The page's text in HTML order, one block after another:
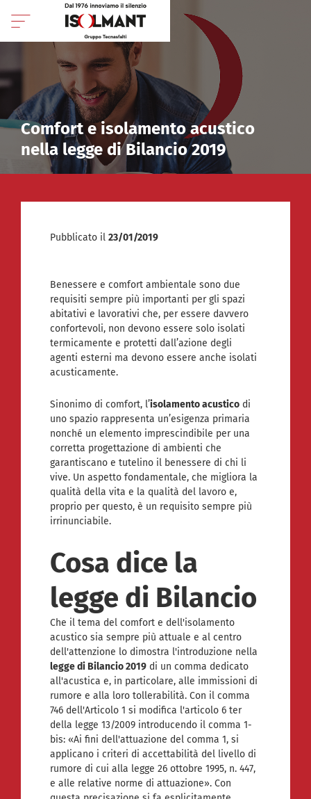
Comfort e isolamento acustico
nella legge di Bilancio 2019
Pubblicato il23/01/2019
Benessere e comfort ambientale sono due
requisiti sempre più importanti per gli spazi
abitativi e lavorativi che, per essere davvero
confortevoli, non devono essere solo isolati
termicamente e protetti dall’azione degli
agenti esterni ma devono essere anche isolati
acusticamente.
Sinonimo di comfort, l’isolamento acustico di
uno spazio rappresenta un’esigenza primaria
nonché un elemento imprescindibile per una
corretta progettazione di ambienti che
garantiscano e tutelino il benessere di chi li
vive. Un aspetto fondamentale, che migliora la
qualità della vita e la qualità del lavoro e,
proprio per questo, è un requisito sempre più
irrinunciabile.
Cosa dice la
legge di Bilancio
Che il tema del comfort e dell'isolamento
acustico sia sempre più attuale e al centro
dell'attenzione lo dimostra l'introduzione nella
legge di Bilancio 2019 di un comma dedicato
all'acustica e, in particolare, alle immissioni di
rumore e alla loro tollerabilità. Con il comma
746 dell'Articolo 1 si modifica l'articolo 6 ter
della legge 13/2009 introducendo il comma 1-
bis: «Ai fini dell'attuazione del comma 1, si
applicano i criteri di accettabilità del livello di
rumore di cui alla legge 26 ottobre 1995, n. 447,
e alle relative norme di attuazione». Con